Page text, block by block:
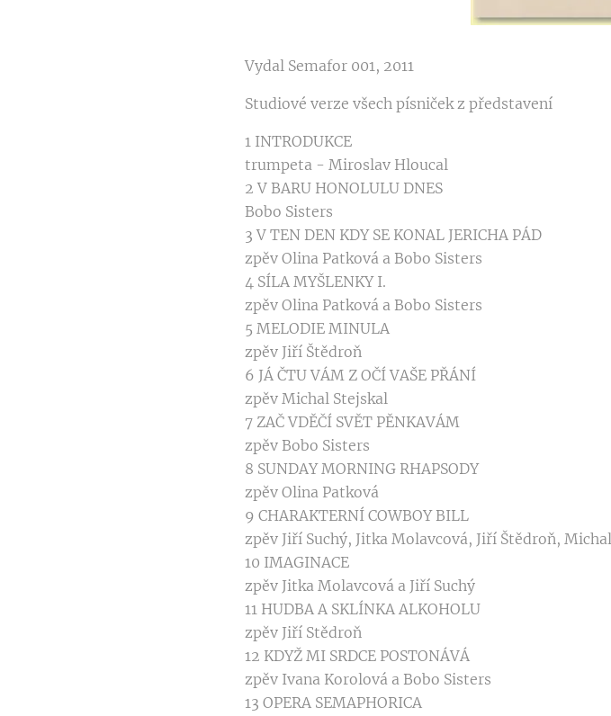
Vydal Semafor 001, 2011
Studiové verze všech písniček z představení
1 INTRODUKCE
trumpeta - Miroslav Hloucal
2 V BARU HONOLULU DNES
Bobo Sisters
3 V TEN DEN KDY SE KONAL JERICHA PÁD
zpěv Olina Patková a Bobo Sisters
4 SÍLA MYŠLENKY I.
zpěv Olina Patková a Bobo Sisters
5 MELODIE MINULA
zpěv Jiří Štědroň
6 JÁ ČTU VÁM Z OČÍ VAŠE PŘÁNÍ
zpěv Michal Stejskal
7 ZAČ VDĚČÍ SVĚT PĚNKAVÁM
zpěv Bobo Sisters
8 SUNDAY MORNING RHAPSODY
zpěv Olina Patková
9 CHARAKTERNÍ COWBOY BILL
zpěv Jiří Suchý, Jitka Molavcová, Jiří Štědroň,
10 IMAGINACE
zpěv Jitka Molavcová a Jiří Suchý
11 HUDBA A SKLÍNKA ALKOHOLU
zpěv Jiří Stědroň
12 KDYŽ MI SRDCE POSTONÁVÁ
zpěv Ivana Korolová a Bobo Sisters
13 OPERA SEMAPHORICA